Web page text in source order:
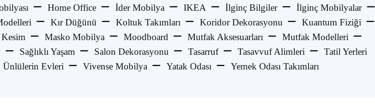
Home Office İder Mobilya IKEA İlginç Bilgiler
İlginç Mobilyalar
Kır Düğünü Koltuk Takımları Koridor Dekorasyonu
Kuantum Fiziği
Masko Mobilya Moodboard Mutfak Aksesuarları
Mutfak Modelleri
Sağlıklı Yaşam Salon Dekorasyonu Tasarruf Tasavvuf Alimleri
Tatil Yerleri
Ünlülerin Evleri Vivense Mobilya Yatak Odası Yemek Odası Takımları